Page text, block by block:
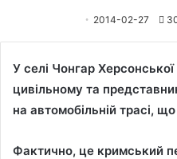
2014-02-27
У селі Чонгар Херсонської
цивільному та
на автомобільній трасі,
Фактично, це кримський